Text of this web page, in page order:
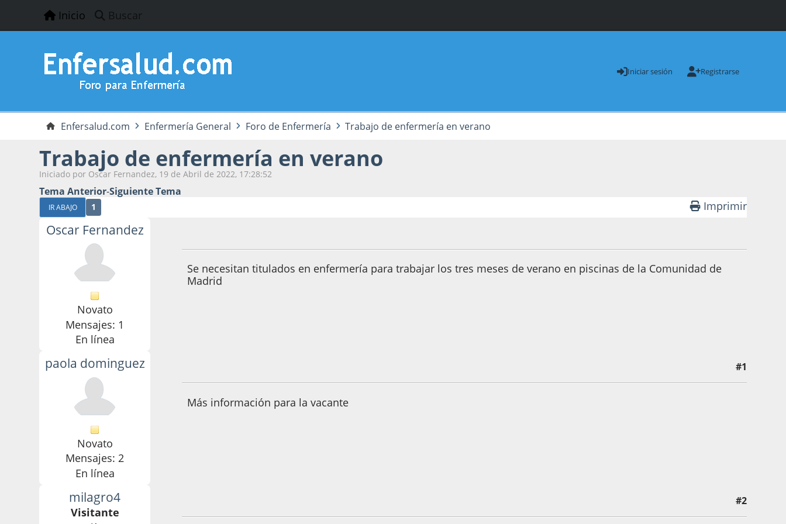
Inicio Buscar
Iniciar sesión Registrarse
Enfersalud.com Enfermería General Foro de Enfermería Trabajo de enfermería en verano
Trabajo de enfermería en verano
Iniciado por Oscar Fernandez, 19 de Abril de 2022, 17:28:52
Tema Anterior-Siguiente Tema
IR ABAJO 1 Imprimir
Oscar Fernandez
Novato
Mensajes: 1
En línea
Se necesitan titulados en enfermería para trabajar los tres meses de verano en piscinas de la Comunidad de
Madrid
paola dominguez
Novato
Mensajes: 2
En línea
#1
Más información para la vacante
milagro4
Visitante
#2